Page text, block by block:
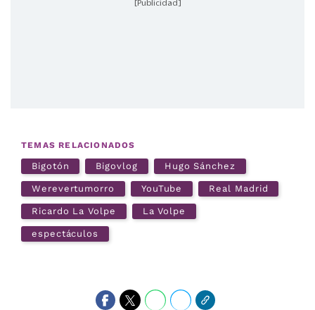
[Publicidad]
TEMAS RELACIONADOS
Bigotón Bigovlog Hugo Sánchez
Werevertumorro YouTube Real Madrid
Ricardo La Volpe La Volpe
espectáculos